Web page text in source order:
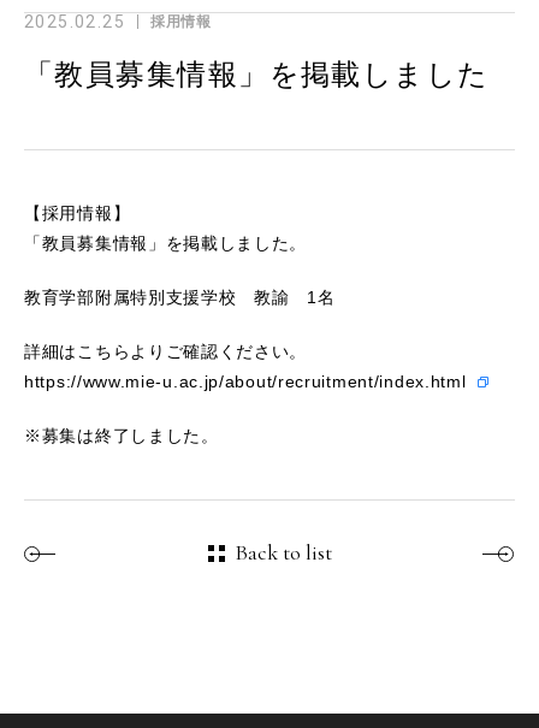
2025.02.25 採用情報
「教員募集情報」を掲載しました
【採用情報】
「教員募集情報」を掲載しました。
教育学部附属特別支援学校 教諭 1名
詳細はこちらよりご確認ください。
https://www.mie-u.ac.jp/about/recruitment/index.html
※募集は終了しました。
Back to list